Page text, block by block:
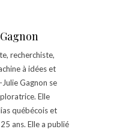
recherchiste,
à idées et
Gagnon se
Elle
québécois et
ans. Elle a publié